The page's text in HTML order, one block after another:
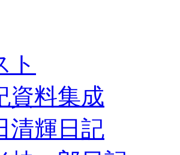
ト
資料集成
清輝日記